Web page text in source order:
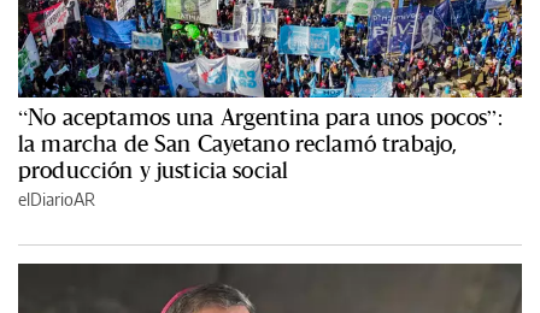
“No aceptamos una Argentina para unos pocos”:
la marcha de San Cayetano reclamó trabajo,
producción y justicia social
elDiarioAR